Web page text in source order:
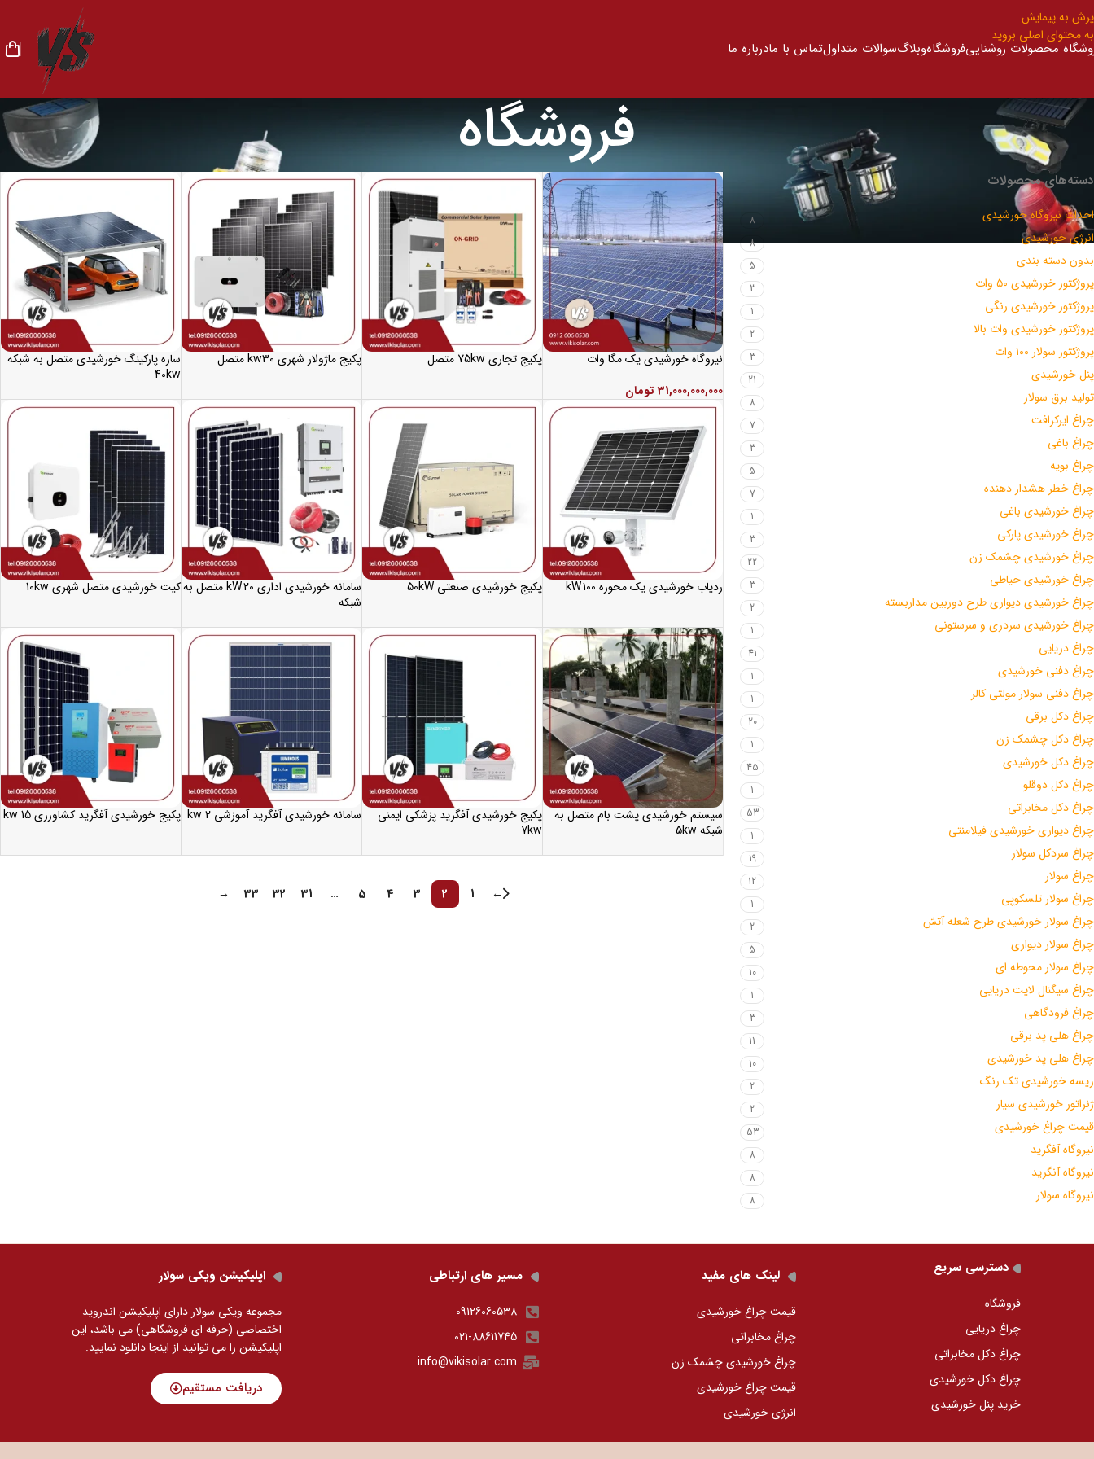
پرش به پیمایش
به محتوای اصلی بروید
محصولات روشناییفروشگاهوبلاگسوالات متداولتماس با مادرباره ما
فروشگاه
دسته‌های محصولات
احداث نیروگاه خورشیدی 8
انرژی خورشیدی 8
بدون دسته بندی 5
پروژکتور خورشیدی ۵۰ وات 3
پروژکتور خورشیدی رنگی 1
پروژکتور خورشیدی وات بالا 2
پروژکتور سولار ۱۰۰ وات 3
پنل خورشیدی 21
تولید برق سولار 8
چراغ ایرکرافت 7
چراغ باغی 3
چراغ بویه 5
چراغ خطر هشدار دهنده 7
چراغ خورشیدی باغی 1
چراغ خورشیدی پارکی 3
چراغ خورشیدی چشمک زن 22
چراغ خورشیدی حیاطی 3
چراغ خورشیدی دیواری طرح دوربین مداربسته 2
چراغ خورشیدی سردری و سرستونی 1
چراغ دریایی 41
چراغ دفنی خورشیدی 1
چراغ دفنی سولار مولتی کالر 1
چراغ دکل برقی 20
چراغ دکل چشمک زن 1
چراغ دکل خورشیدی 45
چراغ دکل دوقلو 1
چراغ دکل مخابراتی 53
چراغ دیواری خورشیدی فیلامنتی 1
چراغ سردکل سولار 19
چراغ سولار 12
چراغ سولار تلسکوپی 1
چراغ سولار خورشیدی طرح شعله آتش 2
چراغ سولار دیواری 5
چراغ سولار محوطه ای 10
چراغ سیگنال لایت دریایی 1
چراغ فرودگاهی 3
چراغ هلی پد برقی 11
چراغ هلی پد خورشیدی 10
ریسه خورشیدی تک رنگ 2
ژنراتور خورشیدی سیار 2
قیمت چراغ خورشیدی 53
نیروگاه آفگرید 8
نیروگاه آنگرید 8
نیروگاه سولار 8
نیروگاه خورشیدی یک مگا وات
31,000,000,000 تومان
پکیج تجاری 75kw متصل پکیج ماژولار شهری kw30 متصل
سازه پارکینگ خورشیدی متصل به شبکه
40kw
ردیاب خورشیدی یک محوره 100 kW پکیج خورشیدی صنعتی 50kW
سامانه خورشیدی اداری 20 kW متصل به
شبکه
کیت خورشیدی متصل شهری 10kw
سیستم خورشیدی پشت بام متصل به
شبکه 5kw
پکیج خورشیدی آفگرید پزشکی ایمنی
7kw
سامانه خورشیدی آفگرید آموزشی 2 kw پکیج خورشیدی آفگرید کشاورزی 15 kw
←
1
2
3
4
5
…
31
32
33
→
دسترسی سریع
فروشگاه
چراغ دریایی
چراغ دکل مخابراتی
چراغ دکل خورشیدی
خرید پنل خورشیدی
لینک های مفید
قیمت چراغ خورشیدی
چراغ مخابراتی
چراغ خورشیدی چشمک زن
قیمت چراغ خورشیدی
انرژی خورشیدی
مسیر های ارتباطی
09126060538
021-88611745
info@vikisolar.com
اپلیکیشن ویکی سولار
مجموعه ویکی سولار دارای اپلیکیشن اندروید
اختصاصی (حرفه ای فروشگاهی) می باشد، این
اپلیکیشن را می توانید از اینجا دانلود نمایید.
دریافت مستقیم